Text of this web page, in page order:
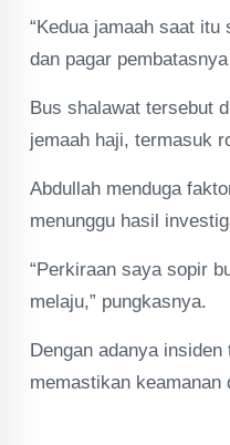
“Kedua jamaah saat
dan pagar
Bus shalawat tersebut
jemaah haji, termasuk
Abdullah menduga
menunggu hasil
“Perkiraan saya sopir
melaju,” pungkasnya.
Dengan adanya
memastikan keamanan